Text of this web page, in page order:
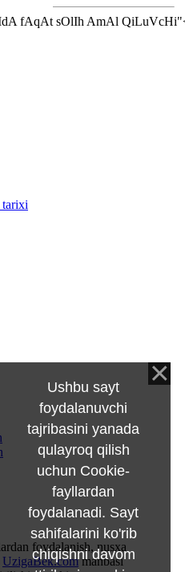
tarixi
foydalanish, nusxa
UzigaBek.commanbasi
Ushbu sayt
foydalanuvchi
tajribasini yanada
qulayroq qilish
uchun Cookie-
fayllardan
foydalanadi. Sayt
sahifalarini ko'rib
chiqishni davom